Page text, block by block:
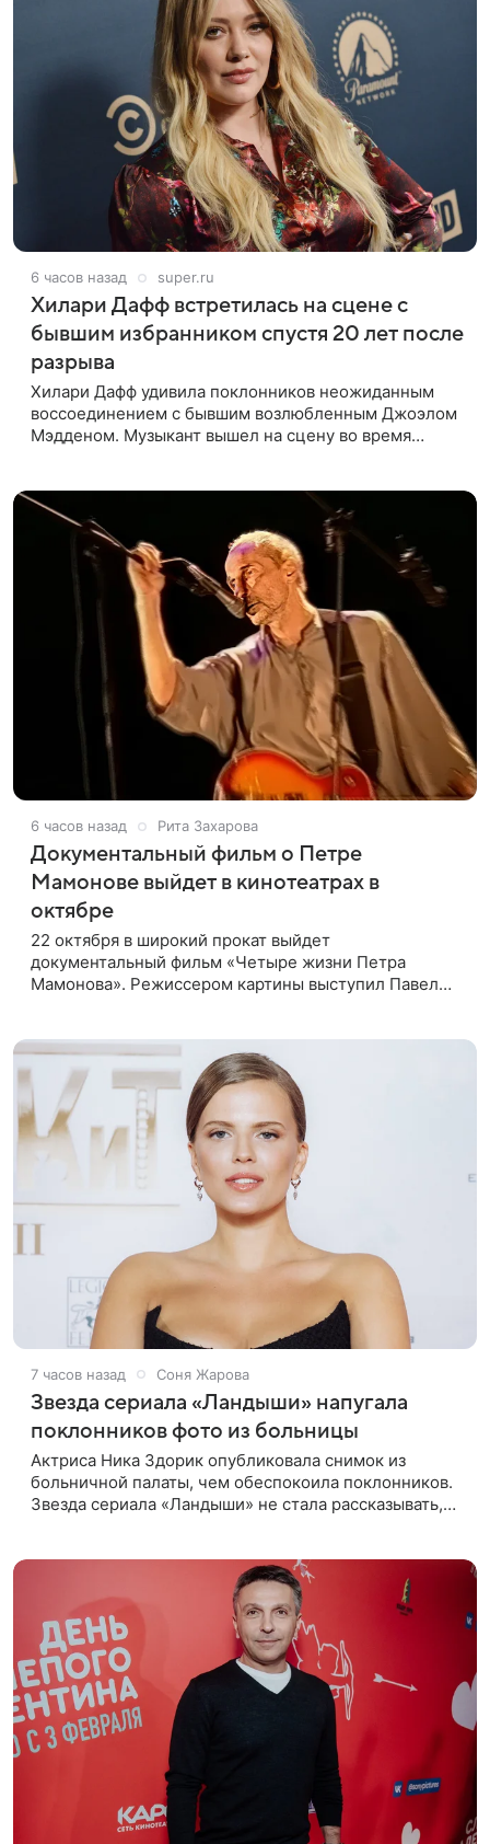
6 часов назад super.ru
Хилари Дафф встретилась на сцене с
бывшим избранником спустя 20 лет после
разрыва
Хилари Дафф удивила поклонников неожиданным
воссоединением с бывшим возлюбленным Джоэлом
Мэдденом. Музыкант вышел на сцену во время
6 часов назад Рита Захарова
Документальный фильм о Петре
Мамонове выйдет в кинотеатрах в
октябре
22 октября в широкий прокат выйдет
документальный фильм «Четыре жизни Петра
Мамонова». Режиссером картины выступил Павел
7 часов назад Соня Жарова
Звезда сериала «Ландыши» напугала
поклонников фото из больницы
Актриса Ника Здорик опубликовала снимок из
больничной палаты, чем обеспокоила поклонников.
Звезда сериала «Ландыши» не стала рассказывать,